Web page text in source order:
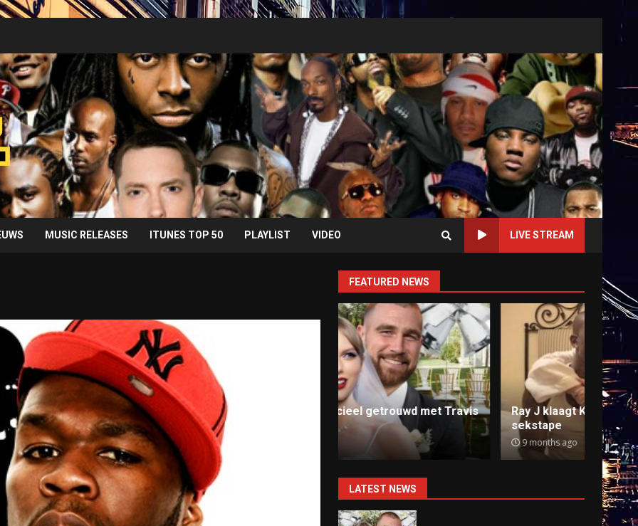
MUSIC RELEASES ITUNES TOP 50 PLAYLIST VIDEO LIVE STREAM
FEATURED NEWS
Taylor Swift officieel getrouwd met Travis
Kelce
1 month ago
Ray J klaagt Kim Kardashian aan om
sekstape
9 months ago
Anti-
9
LATEST NEWS